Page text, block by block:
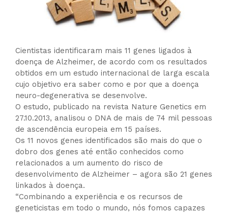
Cientistas identificaram mais 11 genes ligados à
doença de Alzheimer, de acordo com os resultados
obtidos em um estudo internacional de larga escala
cujo objetivo era saber como e por que a doença
neuro-degenerativa se desenvolve.
O estudo, publicado na revista Nature Genetics em
27.10.2013, analisou o DNA de mais de 74 mil pessoas
de ascendência europeia em 15 países.
Os 11 novos genes identificados são mais do que o
dobro dos genes até então conhecidos como
relacionados a um aumento do risco de
desenvolvimento de Alzheimer – agora são 21 genes
linkados à doença.
“Combinando a experiência e os recursos de
geneticistas em todo o mundo, nós fomos capazes